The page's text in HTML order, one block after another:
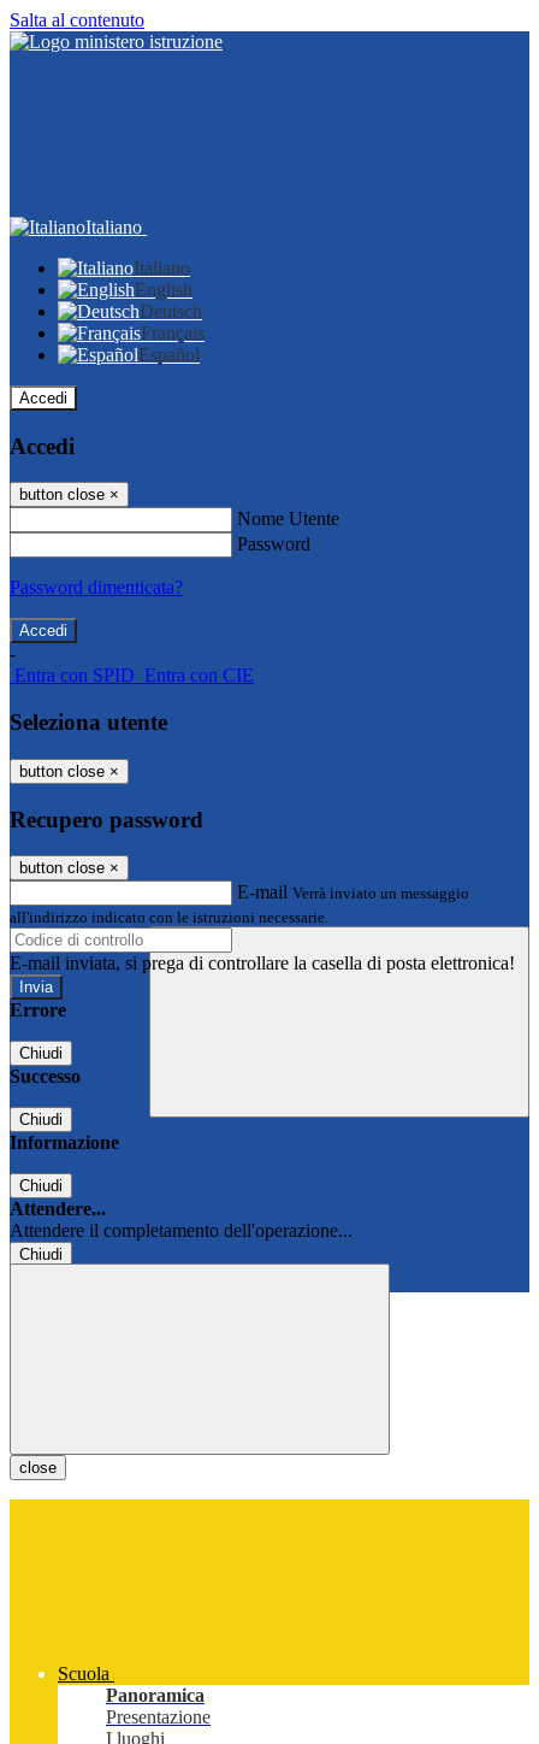
Salta al contenuto
Italiano
Italiano
English
Deutsch
Français
Español
Accedi
Accedi
button close ×
Nome Utente
Password
Password dimenticata?
-
Entra con SPID Entra con CIE
Seleziona utente
button close ×
Recupero password
button close ×
E-mail Verrà inviato un messaggio
all'indirizzo indicato con le istruzioni necessarie.
E-mail inviata, si prega di controllare la casella di posta elettronica!
Errore
Chiudi
Successo
Chiudi
Informazione
Chiudi
Attendere...
Attendere il completamento dell'operazione...
Chiudi
close
Scuola
Panoramica
Presentazione
I luoghi